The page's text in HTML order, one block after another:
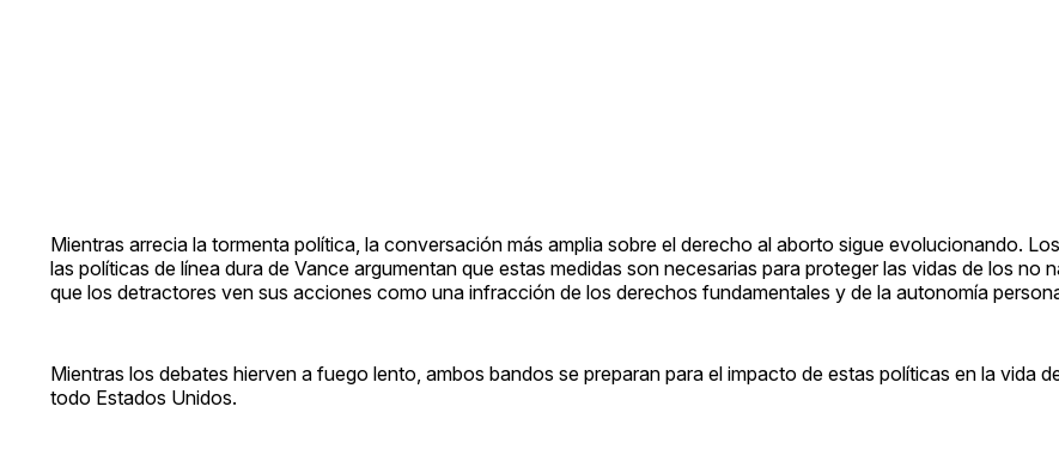
Mientras arrecia la tormenta política, la conversación más amplia sobre el derecho al aborto sigue evolucionando.
las políticas de línea dura de Vance argumentan que estas medidas son necesarias para proteger las vidas de los no
que los detractores ven sus acciones como una infracción de los derechos fundamentales y de la autonomía
Mientras los debates hierven a fuego lento, ambos bandos se preparan para el impacto de estas políticas en la vida
todo Estados Unidos.